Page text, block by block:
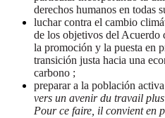
derechos humanos en todas
luchar contra el cambio
de los objetivos del Acuerdo
la promoción y la puesta en
transición justa hacia una
carbono ;
preparar a la población
vers un avenir du travail
Pour ce faire, il convient en